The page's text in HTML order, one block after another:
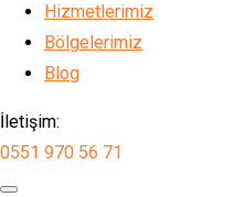
Hizmetlerimiz
Bölgelerimiz
Blog
İletişim:
0551 970 56 71